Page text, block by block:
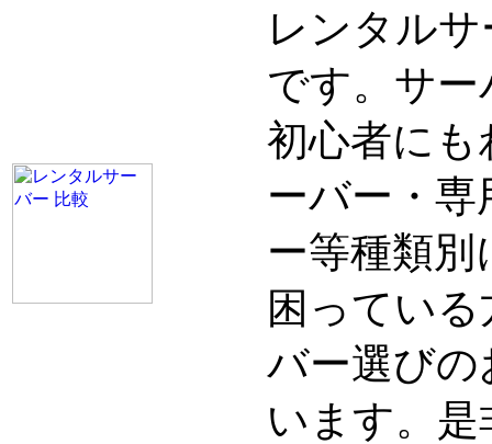
レンタル
です。サ
初心者にも
ーバー・
ー等種類
困ってい
バー選び
います。